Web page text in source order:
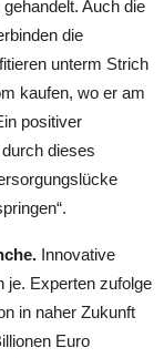
Auch die
die
unterm Strich
kaufen, wo er am
positiver
dieses
Innovative
je. Experten zufolge
in naher Zukunft
Euro